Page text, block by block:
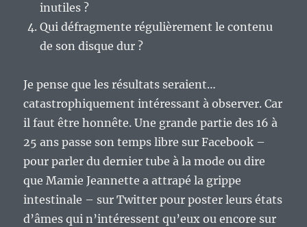
inutiles ?
Qui défragmente régulièrement le contenu
de son disque dur ?
Je pense que les résultats seraient…
catastrophiquement intéressant à observer. Car
il faut être honnête. Une grande partie des 16 à
25 ans passe son temps libre sur Facebook –
pour parler du dernier tube à la mode ou dire
que Mamie Jeannette a attrapé la grippe
intestinale – sur Twitter pour poster leurs états
d’âmes qui n’intéressent qu’eux ou encore sur